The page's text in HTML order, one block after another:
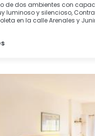
de dos ambientes con
luminoso y silencioso,
en la calle Arenales y